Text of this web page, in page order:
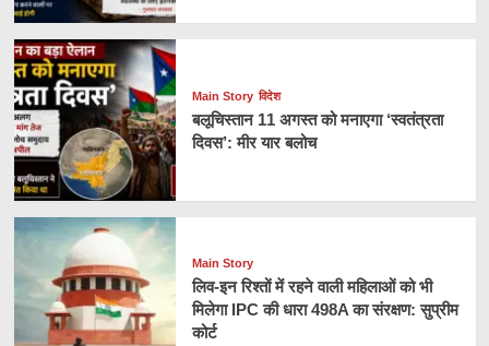
Main Story विदेश
बलूचिस्तान 11 अगस्त को मनाएगा ‘स्वतंत्रता
दिवस’: मीर यार बलोच
Main Story
लिव-इन रिश्तों में रहने वाली महिलाओं को भी
मिलेगा IPC की धारा 498A का संरक्षण: सुप्रीम
कोर्ट